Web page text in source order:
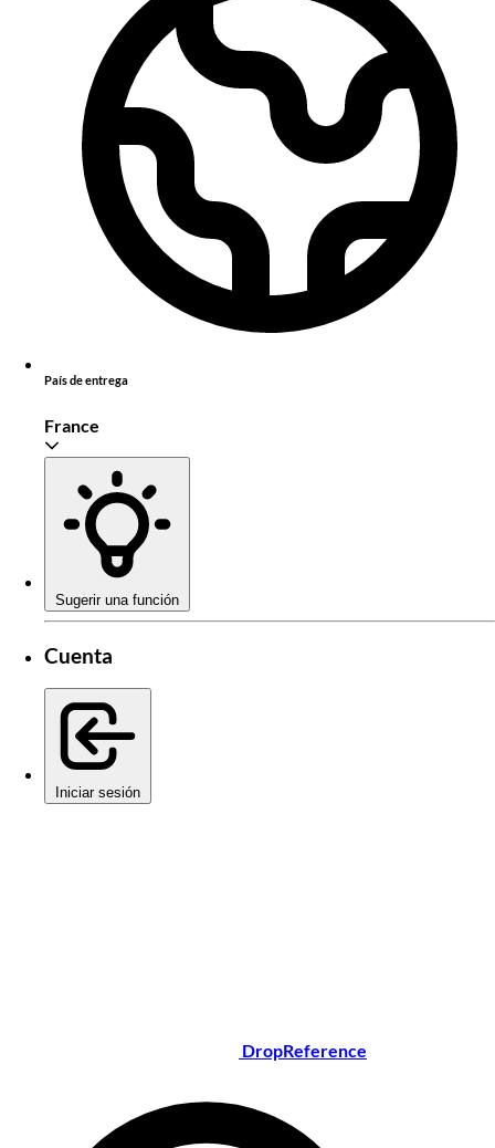
País de entrega
France
Sugerir una función
Cuenta
Iniciar sesión
DropReference